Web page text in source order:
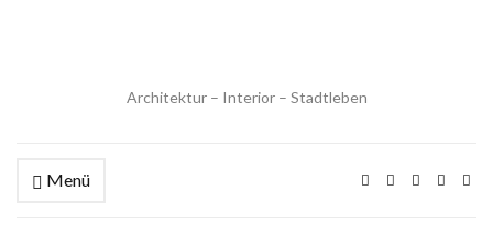
Architektur – Interior – Stadtleben
Menü